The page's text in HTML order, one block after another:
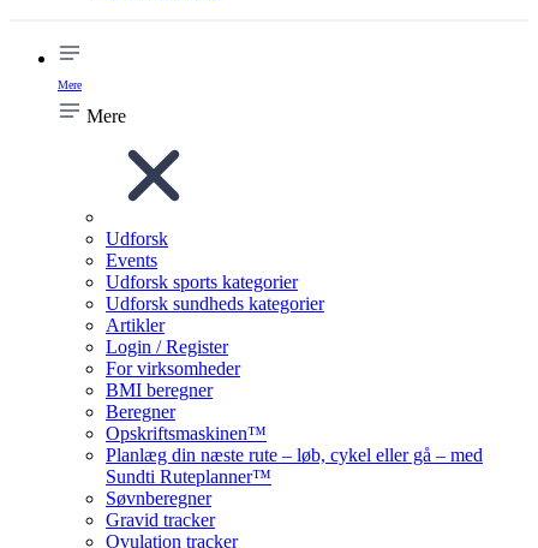
Mere
Mere
Udforsk
Events
Udforsk sports kategorier
Udforsk sundheds kategorier
Artikler
Login / Register
For virksomheder
BMI beregner
Beregner
Opskriftsmaskinen™
Planlæg din næste rute – løb, cykel eller gå – med
Sundti Ruteplanner™
Søvnberegner
Gravid tracker
Ovulation tracker